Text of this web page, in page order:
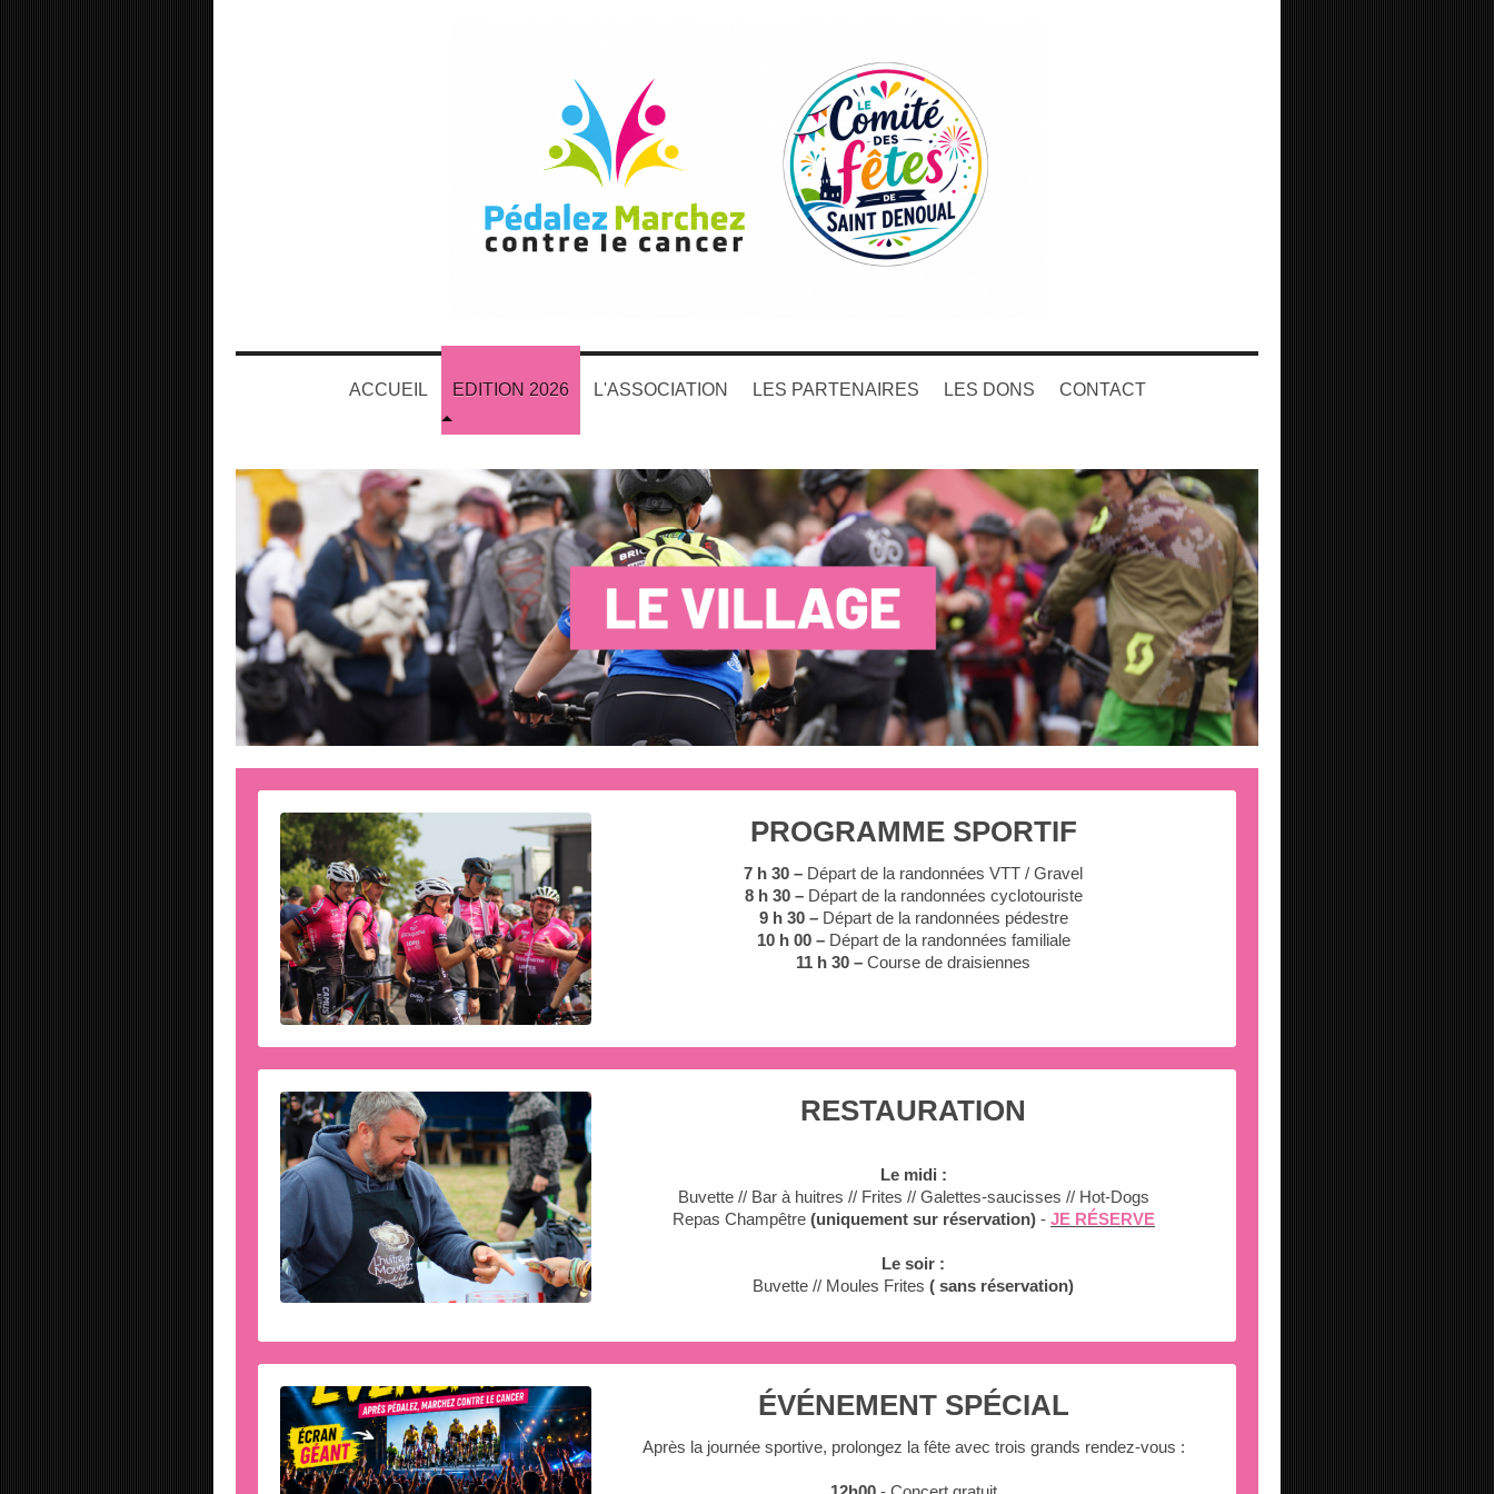
ACCUEIL EDITION 2026 L'ASSOCIATION LES PARTENAIRES LES DONS CONTACT
PROGRAMME SPORTIF
7 h 30 – Départ de la randonnées VTT / Gravel
8 h 30 –Départ de la randonnées cyclotouriste
9 h 30 –Départ de la randonnées pédestre
10 h 00 –Départ de la randonnées familiale
11 h 30 – Course de draisiennes
RESTAURATION
Le midi :
Buvette // Bar à huitres // Frites // Galettes-saucisses // Hot-Dogs
Repas Champêtre(uniquement sur réservation)- JE RÉSERVE
Le soir :
Buvette // Moules Frites( sans réservation)
ÉVÉNEMENT SPÉCIAL
Après la journée sportive, prolongez la fête avec trois grands rendez-vous :